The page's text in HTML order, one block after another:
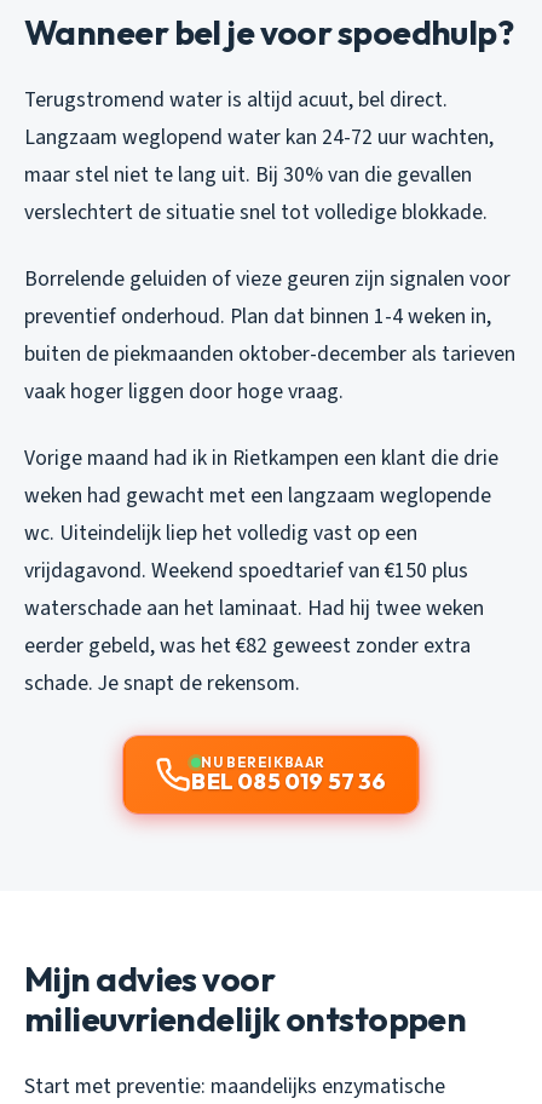
Wanneer bel je voor spoedhulp?
Terugstromend water is altijd acuut, bel direct.
Langzaam weglopend water kan 24-72 uur wachten,
maar stel niet te lang uit. Bij 30% van die gevallen
verslechtert de situatie snel tot volledige blokkade.
Borrelende geluiden of vieze geuren zijn signalen voor
preventief onderhoud. Plan dat binnen 1-4 weken in,
buiten de piekmaanden oktober-december als tarieven
vaak hoger liggen door hoge vraag.
Vorige maand had ik in Rietkampen een klant die drie
weken had gewacht met een langzaam weglopende
wc. Uiteindelijk liep het volledig vast op een
vrijdagavond. Weekend spoedtarief van €150 plus
waterschade aan het laminaat. Had hij twee weken
eerder gebeld, was het €82 geweest zonder extra
schade. Je snapt de rekensom.
NU BEREIKBAAR
BEL 085 019 57 36
Mijn advies voor
milieuvriendelijk ontstoppen
Start met preventie: maandelijks enzymatische